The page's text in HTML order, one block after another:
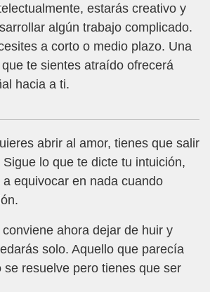
estarás creativo y
algún trabajo complicado.
a corto o medio plazo. Una
te sientes atraído ofrecerá
hacia a ti.
abrir al amor, tienes que salir
lo que te dicte tu intuición,
equivocar en nada cuando
conviene ahora dejar de huir y
solo. Aquello que parecía
se resuelve pero tienes que ser